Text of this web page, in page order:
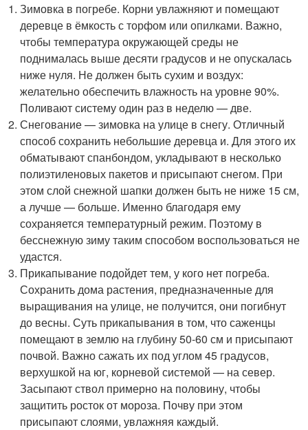
Зимовка в погребе. Корни увлажняют и помещают
деревце в ёмкость с торфом или опилками. Важно,
чтобы температура окружающей среды не
поднималась выше десяти градусов и не опускалась
ниже нуля. Не должен быть сухим и воздух:
желательно обеспечить влажность на уровне 90%.
Поливают систему один раз в неделю — две.
Снегование — зимовка на улице в снегу. Отличный
способ сохранить небольшие деревца и. Для этого их
обматывают спанбондом, укладывают в несколько
полиэтиленовых пакетов и присыпают снегом. При
этом слой снежной шапки должен быть не ниже 15 см,
а лучше — больше. Именно благодаря ему
сохраняется температурный режим. Поэтому в
бесснежную зиму таким способом воспользоваться не
удастся.
Прикапывание подойдет тем, у кого нет погреба.
Сохранить дома растения, предназначенные для
выращивания на улице, не получится, они погибнут
до весны. Суть прикапывания в том, что саженцы
помещают в землю на глубину 50-60 см и присыпают
почвой. Важно сажать их под углом 45 градусов,
верхушкой на юг, корневой системой — на север.
Засыпают ствол примерно на половину, чтобы
защитить росток от мороза. Почву при этом
присыпают слоями, увлажняя каждый.